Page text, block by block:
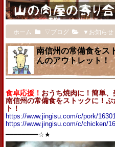
ホーム ▽ブログ ▼お知らせ
南信州の常備食をス
んのアウトレット！
食卓応援！ おうち焼肉に！簡単
南信州の常備食をストックに！
ト！
https://www.jingisu.com/c/pork/16301
https://www.jingisu.com/c/chicken/
━━━━━━━━☆★